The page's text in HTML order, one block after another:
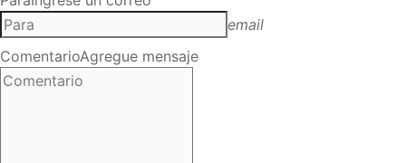
email
ComentarioAgregue mensaje